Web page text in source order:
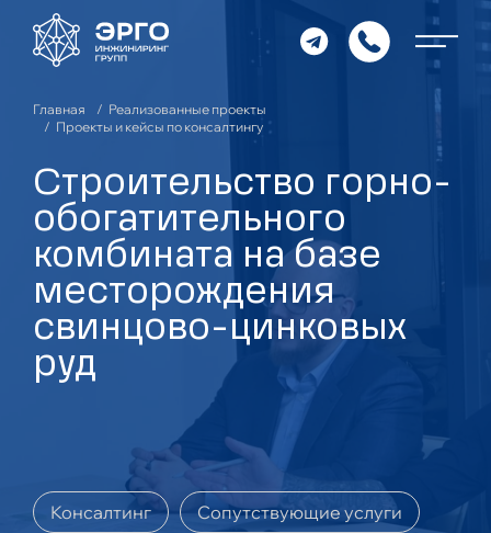
Главная
Реализованные проекты
Проекты и кейсы по консалтингу
Строительство горно-
обогатительного
комбината на базе
месторождения
свинцово-цинковых
руд
Консалтинг Сопутствующие услуги